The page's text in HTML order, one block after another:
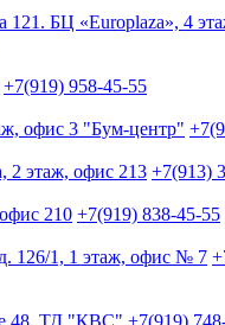
121. БЦ «Europlaza», 4
+7(919) 958-45-55
офис 3 "Бум-центр"
2 этаж, офис 213 +7(913)
210 +7(919) 838-45-55
126/1, 1 этаж, офис № 7
48, ТД "КВС" +7(919)